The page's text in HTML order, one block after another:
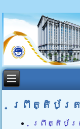
ព្រឹត្តិប័ត្រ
ព្រឹត្តិប័ត្